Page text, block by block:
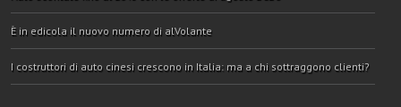
È in edicola il nuovo numero di alVolante
I costruttori di auto cinesi crescono in Italia: ma a chi sottraggono clienti?